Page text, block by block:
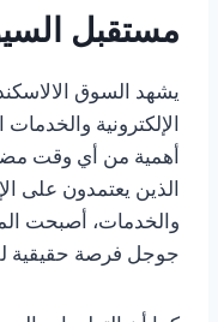
مستقبل
يشهد السوق
الإلكترونية
أهمية من أي وقت
الذين يعتمدون على
والخدمات، أصبحت
جوجل فرصة حقيقية